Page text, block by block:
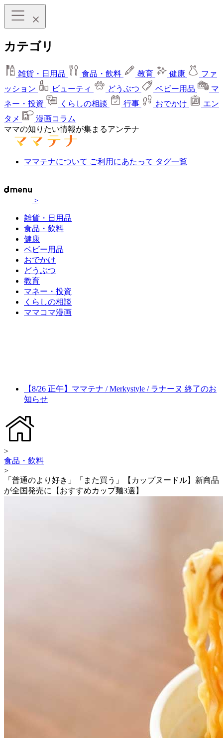
カテゴリ
雑貨・日用品 食品・飲料 教育 健康
ファ
ッション
ビューティ どうぶつ ベビー用品
マ
ネー・投資
くらしの相談 行事 おでかけ
エン
タメ
漫画コラム
ママの知りたい情報が集まるアンテナ
ママテナについて ご利用にあたって タグ一覧
>
雑貨・日用品
食品・飲料
健康
ベビー用品
おでかけ
どうぶつ
教育
マネー・投資
くらしの相談
ママコマ漫画
【8/26 正午】ママテナ / Merkystyle / ラナーヌ 終了のお
知らせ
>
食品・飲料
>
「普通のより好き」「また買う」【カップヌードル】新商品
が全国発売に【おすすめカップ麺3選】